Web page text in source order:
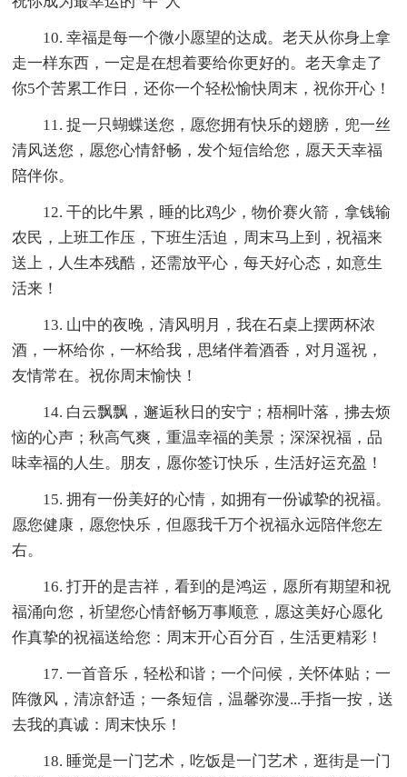
10. 幸福是每一个微小愿望的达成。老天从你身上拿
走一样东西，一定是在想着要给你更好的。老天拿走了
你5个苦累工作日，还你一个轻松愉快周末，祝你开心！
11. 捉一只蝴蝶送您，愿您拥有快乐的翅膀，兜一丝
清风送您，愿您心情舒畅，发个短信给您，愿天天幸福
陪伴你。
12. 干的比牛累，睡的比鸡少，物价赛火箭，拿钱输
农民，上班工作压，下班生活迫，周末马上到，祝福来
送上，人生本残酷，还需放平心，每天好心态，如意生
活来！
13. 山中的夜晚，清风明月，我在石桌上摆两杯浓
酒，一杯给你，一杯给我，思绪伴着酒香，对月遥祝，
友情常在。祝你周末愉快！
14. 白云飘飘，邂逅秋日的安宁；梧桐叶落，拂去烦
恼的心声；秋高气爽，重温幸福的美景；深深祝福，品
味幸福的人生。朋友，愿你签订快乐，生活好运充盈！
15. 拥有一份美好的心情，如拥有一份诚挚的祝福。
愿您健康，愿您快乐，但愿我千万个祝福永远陪伴您左
右。
16. 打开的是吉祥，看到的是鸿运，愿所有期望和祝
福涌向您，祈望您心情舒畅万事顺意，愿这美好心愿化
作真挚的祝福送给您：周末开心百分百，生活更精彩！
17. 一首音乐，轻松和谐；一个问候，关怀体贴；一
阵微风，清凉舒适；一条短信，温馨弥漫...手指一按，送
去我的真诚：周末快乐！
18. 睡觉是一门艺术，吃饭是一门艺术，逛街是一门